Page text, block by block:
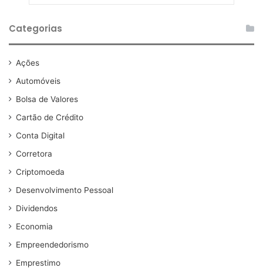
Categorias
Ações
Automóveis
Bolsa de Valores
Cartão de Crédito
Conta Digital
Corretora
Criptomoeda
Desenvolvimento Pessoal
Dividendos
Economia
Empreendedorismo
Emprestimo